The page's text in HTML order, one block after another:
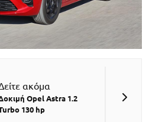
ακόμα
Opel Astra 1.2
130 hp